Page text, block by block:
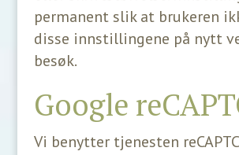
permanent slik at brukeren
disse innstillingene på nytt
besøk.
Google
Vi benytter tjenesten